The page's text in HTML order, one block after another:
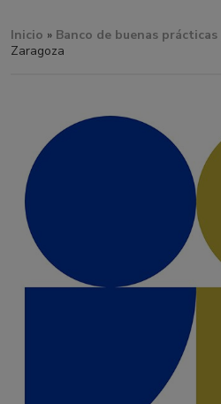
Inicio » Banco de buenas prácticas
Zaragoza